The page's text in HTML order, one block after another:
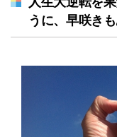
うに、早咲き